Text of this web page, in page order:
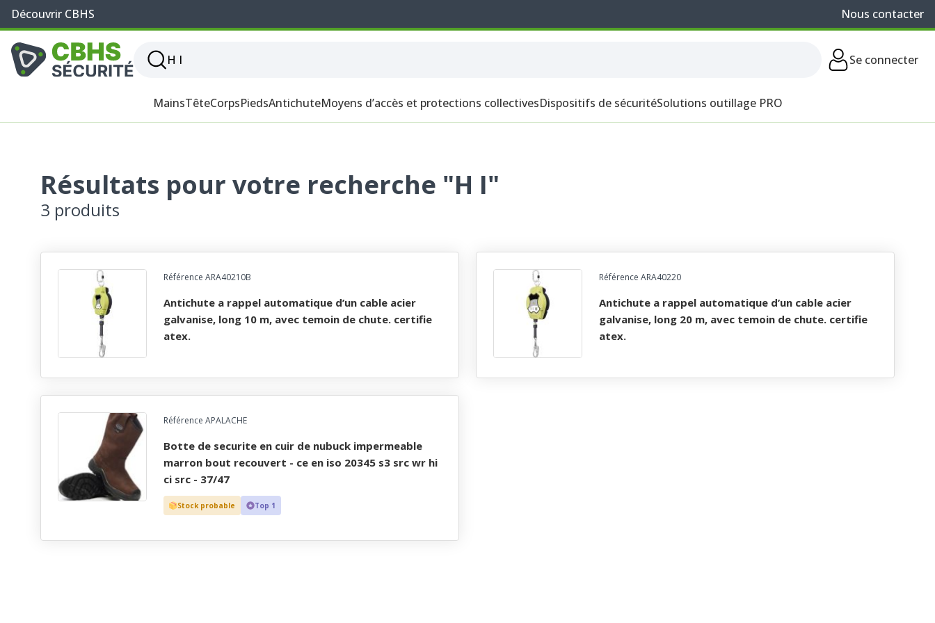
Découvrir CBHS Nous contacter
Se connecter
MainsTêteCorpsPiedsAntichuteMoyens d’accès et protections collectivesDispositifs de sécuritéSolutions outillage PRO
Résultats pour votre recherche "H I"
3 produits
Référence ARA40210B
antichute a rappel automatique d’un cable acier
galvanise, long 10 m, avec temoin de chute. certifie
atex.
Référence ARA40220
antichute a rappel automatique d’un cable acier
galvanise, long 20 m, avec temoin de chute. certifie
atex.
Référence APALACHE
botte de securite en cuir de nubuck impermeable
marron bout recouvert - ce en iso 20345 s3 src wr hi
ci src - 37/47
Stock probable Top 1